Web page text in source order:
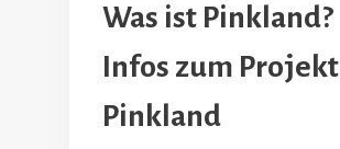
Was ist Pinkland?
Infos zum Projekt
Pinkland